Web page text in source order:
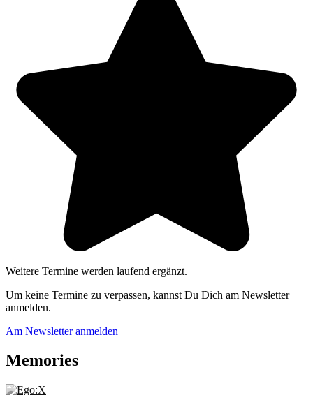
Weitere Termine werden laufend ergänzt.
Um keine Termine zu verpassen, kannst Du Dich am Newsletter
anmelden.
Am Newsletter anmelden
Memories